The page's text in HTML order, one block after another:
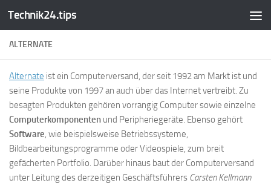
Zum Inhalt springen
Technik24.tips
ALTERNATE
Alternate ist ein Computerversand, der seit 1992 am Markt ist und
seine Produkte von 1997 an auch über das Internet vertreibt. Zu
besagten Produkten gehören vorrangig Computer sowie einzelne
Computerkomponenten und Peripheriegeräte. Ebenso gehört
Software, wie beispielsweise Betriebssysteme,
Bildbearbeitungsprogramme oder Videospiele, zum breit
gefächerten Portfolio. Darüber hinaus baut der Computerversand
unter Leitung des derzeitigen Geschäftsführers Carsten Kellmann